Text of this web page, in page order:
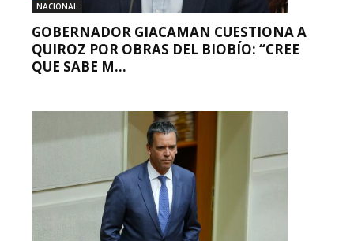
NACIONAL
GOBERNADOR GIACAMAN CUESTIONA A
QUIROZ POR OBRAS DEL BIOBÍO: “CREE
QUE SABE M...